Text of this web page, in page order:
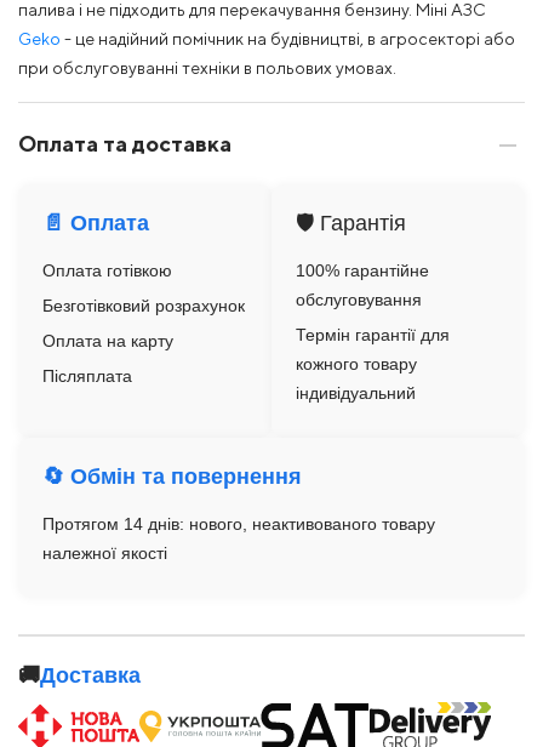
палива і не підходить для перекачування бензину. Міні АЗС
Geko - це надійний помічник на будівництві, в агросекторі або
при обслуговуванні техніки в польових умовах.
Оплата та доставка
📄 Оплата
Оплата готівкою
Безготівковий розрахунок
Оплата на карту
Післяплата
🛡️ Гарантія
100% гарантійне
обслуговування
Термін гарантії для
кожного товару
індивідуальний
🔄 Обмін та повернення
Протягом 14 днів: нового, неактивованого товару
належної якості
🚚Доставка